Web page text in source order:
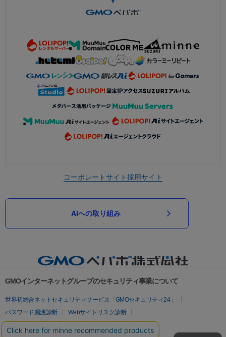
コーポレートサイト採用サイト
AIへの取り組み
GMOインターネットグループのセキュリティ事業について
世界初総合ネットセキュリティサービス「GMOセキュリティ24」
パスワード漏洩診断
Webサイトリスク診断
セキュリティ相談AIチャットボット